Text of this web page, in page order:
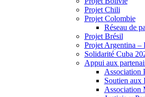
Projet Chili
Projet Colombie
Réseau de
Projet Brésil
Projet Argentina –
Solidarité Cuba
Appui aux
Association
Soutien aux
Association